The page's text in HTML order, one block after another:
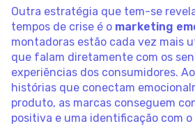
Outra estratégia que tem-se
tempos de crise é o marketing
montadoras estão cada vez mais
que falam diretamente com os
experiências dos consumidores.
histórias que conectam
produto, as marcas conseguem
positiva e uma identificação com